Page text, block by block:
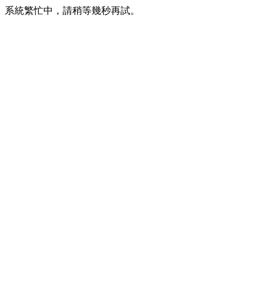
系統繁忙中，請稍等幾秒再試。